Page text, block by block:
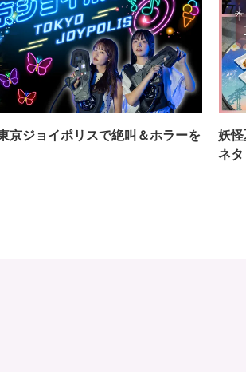
京ジョイポリスで絶叫＆ホラーを
妖
ネ